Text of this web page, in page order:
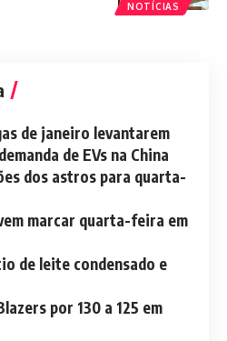
NOTÍCIAS
de janeiro levantarem
de EVs na China
dos astros para quarta-
marcar quarta-feira em
de leite condensado e
por 130 a 125 em